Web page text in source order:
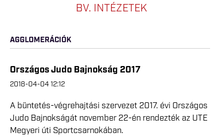
BV. INTÉZETEK
AGGLOMERÁCIÓK
Országos Judo Bajnokság 2017
2018-04-04 12:12
A büntetés-végrehajtási szervezet 2017. évi Országos
Judo Bajnokságát november 22-én rendezték az UTE
Megyeri úti Sportcsarnokában.